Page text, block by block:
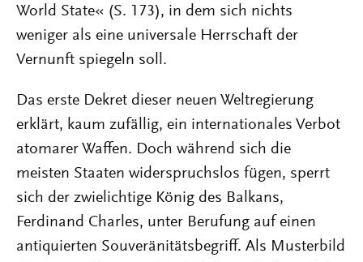
World State« (S. 173), in dem sich nichts
weniger als eine universale Herrschaft der
Vernunft spiegeln soll.
Das erste Dekret dieser neuen Weltregierung
erklärt, kaum zufällig, ein internationales Verbot
atomarer Waffen. Doch während sich die
meisten Staaten widerspruchslos fügen, sperrt
sich der zwielichtige König des Balkans,
Ferdinand Charles, unter Berufung auf einen
antiquierten Souveränitätsbegriff. Als Musterbild